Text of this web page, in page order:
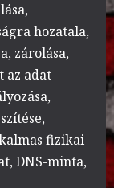
hozatala,
zárolása,
az adat
fizikai
DNS-minta,